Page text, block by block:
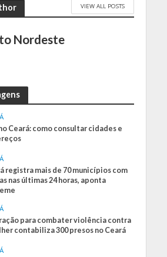
VIEW ALL POSTS
Nordeste
Ceará: como consultar cidades e
registra mais de 70 municípios com
nas últimas 24 horas, aponta
para combater violência contra
contabiliza 300 presos no Ceará